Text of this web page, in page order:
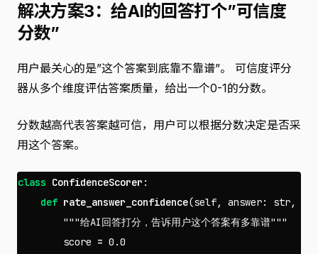
解决方案3：给AI的回答打个”可信度
分数”
用户最关心的是”这个答案到底靠不靠谱”。 可信度评分
器从多个维度评估答案质量，给出一个0-1的分数。
分数越高代表答案越可信，用户可以根据分数决定是否采
用这个答案。
class ConfidenceScorer :
def rate_answer_confidence(self, answer: str,
"""给AI回答打分，告诉用户这个答案有多靠谱"""
score = 0.0